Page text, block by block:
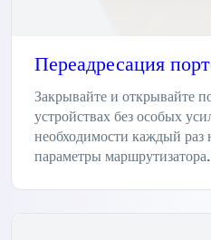
Переадресация
Закрывайте и открывайте
устройствах без особых
необходимости каждый раз
параметры маршрутизатора.